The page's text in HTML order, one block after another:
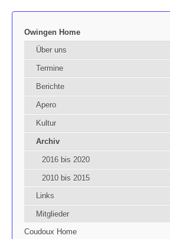
Owingen Home
Über uns
Termine
Berichte
Apero
Kultur
Archiv
2016 bis 2020
2010 bis 2015
Links
Mitglieder
Coudoux Home